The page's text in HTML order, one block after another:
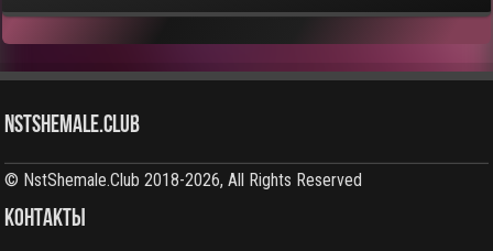
NstShemale.Club
© NstShemale.Club 2018-2026, All Rights Reserved
КОНТАКТЫ